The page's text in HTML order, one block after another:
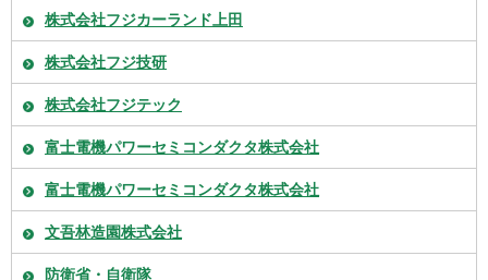
株式会社フジカーランド上田
株式会社フジ技研
株式会社フジテック
富士電機パワーセミコンダクタ株式会社
富士電機パワーセミコンダクタ株式会社
文吾林造園株式会社
防衛省・自衛隊